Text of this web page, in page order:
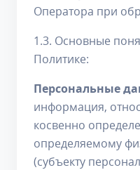
Оператора при
1.3. Основные
Политике:
Персональные
информация,
косвенно
определяемому
(субъекту